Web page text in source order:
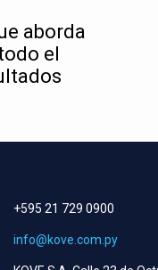
aborda
el
+595 21 729 0900
info@kove.com.py